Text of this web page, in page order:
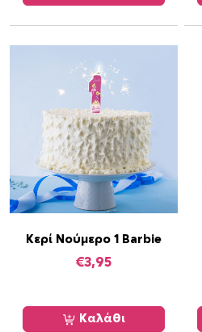
Κερί Νούμερο 1 Barbie
€3,95
Καλάθι